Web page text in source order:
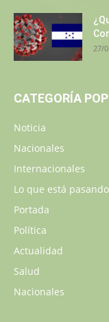
27/
CATEGORÍA
Noticia
Nacionales
Internacionales
Lo que está pasando
Portada
Política
Actualidad
Salud
Nacionales